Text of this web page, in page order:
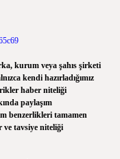
kurum veya şahıs şirketi
kendi hazırladığımız
haber niteliği
paylaşım
benzerlikleri tamamen
tavsiye niteliği